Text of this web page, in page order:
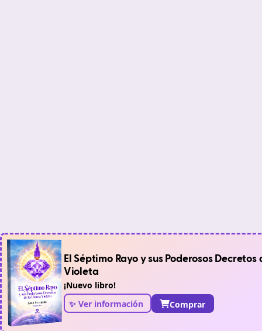
El Séptimo Rayo y sus Poderosos
Violeta
¡Nuevo libro!
✨ Ver información
Comprar